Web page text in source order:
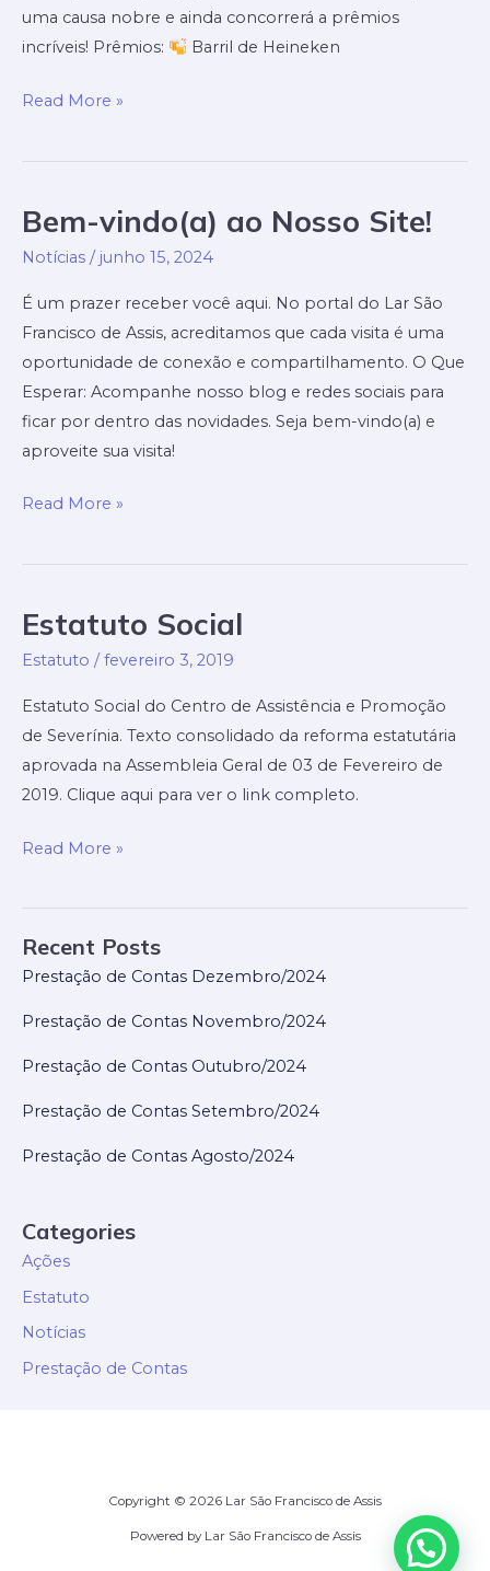
uma causa nobre e ainda concorrerá a prêmios
incríveis! Prêmios:
Barril de Heineken
Participe
Nossa
Solidária!
Read More »
Bem-vindo(a) ao Nosso Site!
Notícias / junho 15, 2024
É um prazer receber você aqui. No portal do Lar São
Francisco de Assis, acreditamos que cada visita é uma
oportunidade de conexão e compartilhamento. O Que
Esperar: Acompanhe nosso blog e redes sociais para
ficar por dentro das novidades. Seja bem-vindo(a) e
aproveite sua visita!
Bem-
ao
Site!
Read More »
Estatuto Social
Estatuto /fevereiro 3, 2019
Estatuto Social do Centro de Assistência e Promoção
de Severínia. Texto consolidado da reforma estatutária
aprovada na Assembleia Geral de 03 de Fevereiro de
2019. Clique aqui para ver o link completo.
Estatuto
Read More »
Recent Posts
Prestação de Contas Dezembro/2024
Prestação de Contas Novembro/2024
Prestação de Contas Outubro/2024
Prestação de Contas Setembro/2024
Prestação de Contas Agosto/2024
Categories
Ações
Estatuto
Notícias
Prestação de Contas
Copyright © 2026 Lar São Francisco de Assis
Powered by Lar São Francisco de Assis